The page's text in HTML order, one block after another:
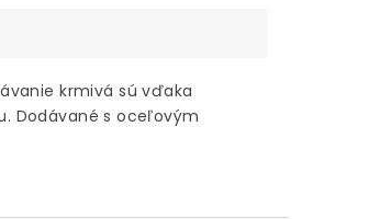
krmivá sú vďaka
Dodávané s oceľovým